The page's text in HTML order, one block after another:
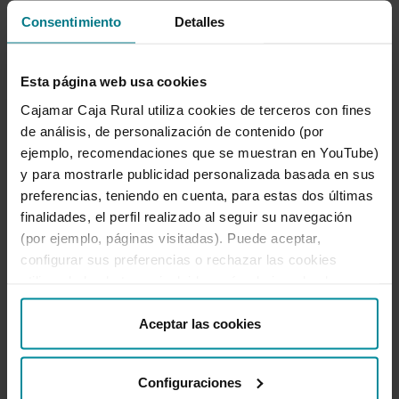
Consentimiento Detalles
Esta página web usa cookies
Cajamar Caja Rural utiliza cookies de terceros con fines
de análisis, de personalización de contenido (por
ejemplo, recomendaciones que se muestran en YouTube)
y para mostrarle publicidad personalizada basada en sus
preferencias, teniendo en cuenta, para estas dos últimas
finalidades, el perfil realizado al seguir su navegación
(por ejemplo, páginas visitadas). Puede aceptar,
configurar sus preferencias o rechazar las cookies
“Detalles”. También puede obtener más información, así
como cambiar el consentimiento en cualquier momento
desde nuestraPolítica de Cookies.
Aceptar las cookies
Configuraciones
meus estalvis?
Quan rebré els interessos generats pels
meus estalvis?
Veure més
Contracta el teu Compte
d’Estalvi Wefferent
A través deBanca Electrònicao de l’App del